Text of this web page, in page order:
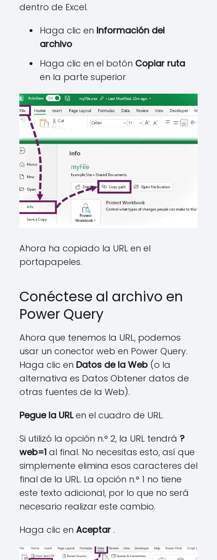
dentro de Excel.
Haga clic en Información del
archivo
Haga clic en el botón Copiar ruta
en la parte superior
Ahora ha copiado la URL en el
portapapeles.
Conéctese al archivo en
Power Query
Ahora que tenemos la URL, podemos
usar un conector web en Power Query.
Haga clic en Datos de la Web (o la
alternativa es Datos Obtener datos de
otras fuentes de la Web).
Pegue la URLen el cuadro de URL.
Si utilizó la opción n.° 2, la URL tendrá ?
web=1 al final. No necesitas esto, así que
simplemente elimina esos caracteres del
final de la URL. La opción n.° 1 no tiene
este texto adicional, por lo que no será
necesario realizar este cambio.
Haga clic en Aceptar .